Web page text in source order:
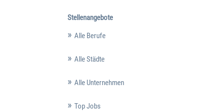
Stellenangebote
Alle Berufe
Alle Städte
Alle Unternehmen
Top Jobs